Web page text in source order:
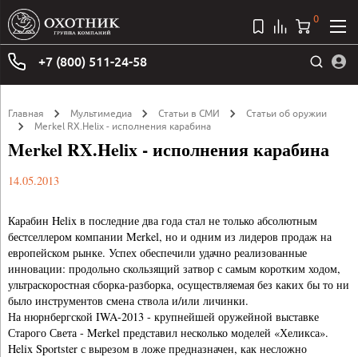
+7 (800) 511-24-58
0
Главная Мультимедиа Статьи в СМИ
Статьи об оружии
Merkel RX.Helix - исполнения карабина
Merkel RX.Helix - исполнения карабина
14.05.2013
Карабин Helix в последние два года стал не только абсолютным
бестселлером компании Merkel, но и одним из лидеров продаж на
европейском рынке. Успех обеспечили удачно реализованные
инновации: продольно скользящий затвор с самым коротким ходом,
ультраскоростная сборка-разборка, осуществляемая без каких бы то ни
было инструментов смена ствола и/или личинки.
На нюрнбергской IWA-2013 - крупнейшей оружейной выставке
Старого Света - Merkel представил несколько моделей «Хеликса».
Helix Sportster с вырезом в ложе предназначен, как несложно